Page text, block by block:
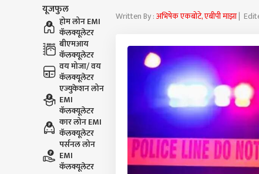
यूजफुल
होम लोन EMI
कॅलक्यूलेटर
बीएमआय
कॅलक्यूलेटर
वय मोजा/ वय
कॅलक्यूलेटर
एज्युकेशन लोन
EMI
कॅलक्यूलेटर
कार लोन EMI
कॅलक्यूलेटर
पर्सनल लोन
EMI
कॅलक्यूलेटर
Written By :अभिषेक एकबोटे, एबीपी माझा|